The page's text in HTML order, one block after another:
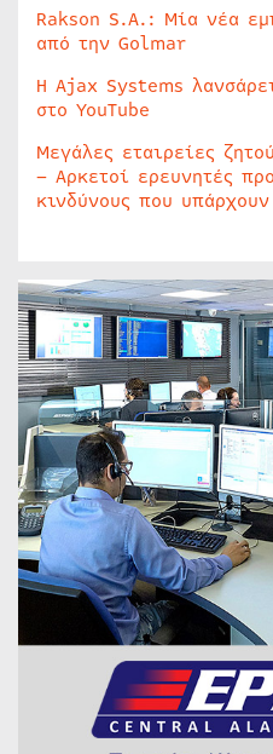
Rakson S.A.: Μία νέα
από την Golmar
Η Ajax Systems
στο YouTube
Μεγάλες εταιρείες
– Αρκετοί ερευνητές
κινδύνους που υπάρχουν